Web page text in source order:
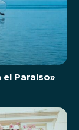
Paraíso»